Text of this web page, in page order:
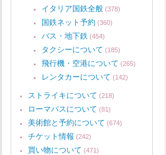
イタリア国鉄全般 (378)
国鉄ネット予約 (360)
バス・地下鉄 (454)
タクシーについて (185)
飛行機・空港について (265)
レンタカーについて (142)
ストライキについて (218)
ローマパスについて (81)
美術館と予約について (674)
チケット情報 (242)
買い物について (471)